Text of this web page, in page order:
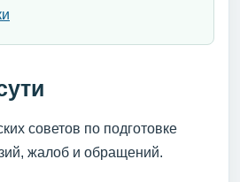
советов по подготовке
жалоб и обращений.